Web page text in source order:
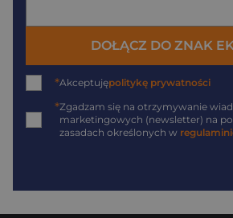
DOŁĄCZ DO ZNAK
*Akceptujępolitykę prywatności
*Zgadzam się na otrzymywanie
marketingowych (newsletter) na
zasadach określonych w